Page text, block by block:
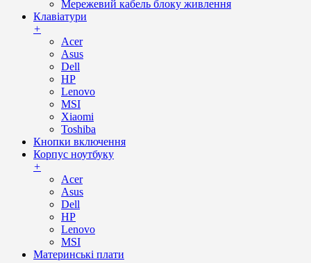
Мережевий кабель блоку живлення
Клавіатури
+
Acer
Asus
Dell
HP
Lenovo
MSI
Xiaomi
Toshiba
Кнопки включення
Корпус ноутбуку
+
Acer
Asus
Dell
HP
Lenovo
MSI
Материнські плати